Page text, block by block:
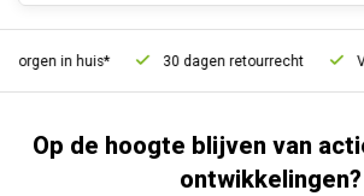
in huis* 30 dagen retourrecht
Op de hoogte blijven van
ontwikkelingen?